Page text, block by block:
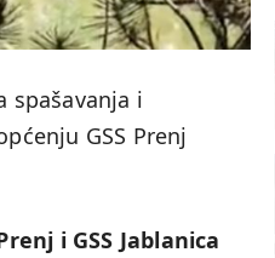
spašavanja i
GSS Prenj
i GSS Jablanica